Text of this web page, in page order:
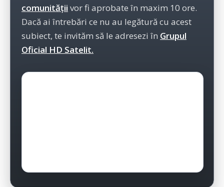
comunității vor fi aprobate în maxim 10 ore.
Dacă ai întrebări ce nu au legătură cu acest
subiect, te invităm să le adresezi în Grupul
Oficial HD Satelit.